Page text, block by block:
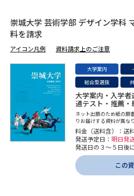
幼稚園教員資格認定試験 小
高等学校（情報）教員資格認定
試験
大学研究
大学で学べる内容や特徴を調べる
新増設大学・学部・学科特集
国際
集
崇城大学 芸術学部 デザイン学科
料を請求
アイコン凡例 資料請求上のご注意
大学案内
総合型選抜
大学案内・入学
通テスト・推薦・
ネット出願のため紙の願
りお届けする資料が異な
料金（送料含）：送
発送予定日： 明日発
発送日の３～５日後
この